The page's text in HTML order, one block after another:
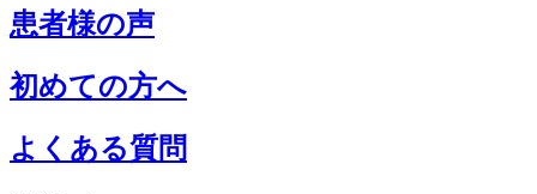
患者様の声
初めての方へ
よくある質問